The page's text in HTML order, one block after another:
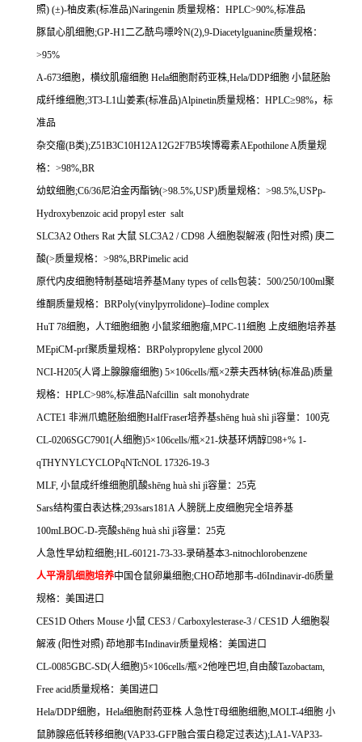
照) (±)-柚皮素(标准品)Naringenin 质量规格： HPLC>90%,标准品
豚鼠心肌细胞;GP-H1二乙酰鸟嘌呤N(2),9-Diacetylguanine质量规格：
>95%
A-673细胞，横纹肌瘤细胞 Hela细胞耐药亚株,Hela/DDP细胞 小鼠胚胎
成纤维细胞;3T3-L1山姜素(标准品)Alpinetin质量规格： HPLC≥98%，标
准品
杂交瘤(B类);Z51B3C10H12A12G2F7B5埃博霉素AEpothilone A质量规
格： >98%,BR
幼蚊细胞;C6/36尼泊金丙酯钠(>98.5%,USP)质量规格： >98.5%,USPp-
Hydroxybenzoic acid propyl ester salt
SLC3A2 Others Rat大鼠 SLC3A2 / CD98 人细胞裂解液 (阳性对照) 庚二
酸(>质量规格： >98%,BRPimelic acid
原代内皮细胞特制基础培养基Many types of cells包装： 500/250/100ml聚
维酮质量规格： BRPoly(vinylpyrrolidone)–Iodine complex
HuT 78细胞，人T细胞细胞 小鼠浆细胞瘤,MPC-11细胞 上皮细胞培养基
MEpiCM-prf聚质量规格： BRPolypropylene glycol 2000
NCI-H205(人肾上腺腺瘤细胞) 5×106cells/瓶×2萘夫西林钠(标准品)质量
规格： HPLC>98%,标准品Nafcillin salt monohydrate
ACTE1 非洲爪蟾胚胎细胞HalfFraser培养基shēng huà shì jì容量： 100克
CL-0206SGC7901(人细胞)5×106cells/瓶×21-炔基环炳醇98+% 1-
qTHYNYLCYCLOPqNTcNOL 17326-19-3
MLF, 小鼠成纤维细胞肌酸shēng huà shì jì容量： 25克
Sars结构蛋白表达株;293sars181A人膀胱上皮细胞完全培养基
100mLBOC-D-亮酸shēng huà shì jì容量： 25克
人急性早幼粒细胞;HL-60121-73-33-录硝基本3-nitnochlorobenzene
人平滑肌细胞培养中国仓鼠卵巢细胞;CHO茚地那韦-d6Indinavir-d6质量
规格：美国进口
CES1D Others Mouse 小鼠 CES3 / Carboxylesterase-3 / CES1D 人细胞裂
解液 (阳性对照) 茚地那韦Indinavir质量规格：美国进口
CL-0085GBC-SD(人细胞)5×106cells/瓶×2他唑巴坦,自由酸Tazobactam,
Free acid质量规格：美国进口
Hela/DDP细胞， Hela细胞耐药亚株 人急性T母细胞细胞,MOLT-4细胞 小
鼠肺腺癌低转移细胞(VAP33-GFP融合蛋白稳定过表达);LA1-VAP33-